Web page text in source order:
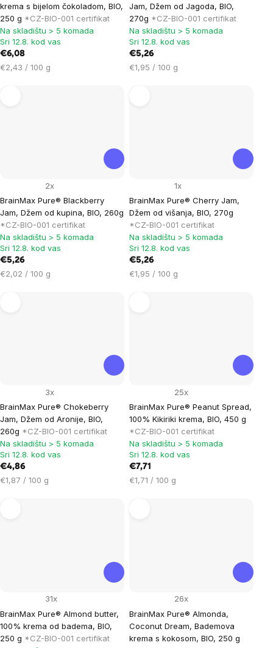
krema s bijelom čokoladom, BIO,
250 g *CZ-BIO-001 certifikat
Na skladištu > 5 komada
Sri 12.8. kod vas
€6,08
Cijena
€2,43 / 100 g
Jam, Džem od Jagoda, BIO,
270g *CZ-BIO-001 certifikat
Na skladištu > 5 komada
Sri 12.8. kod vas
€5,26
Cijena
€1,95 / 100 g
BrainMax Pure® Blackberry
Jam, Džem od kupina, BIO, 260g
*CZ-BIO-001 certifikat
2x
Na skladištu > 5 komada
Sri 12.8. kod vas
€5,26
Cijena
€2,02 / 100 g
BrainMax Pure® Cherry Jam,
Džem od višanja, BIO, 270g
*CZ-BIO-001 certifikat
1x
Na skladištu > 5 komada
Sri 12.8. kod vas
€5,26
Cijena
€1,95 / 100 g
BrainMax Pure® Chokeberry
Jam, Džem od Aronije, BIO,
260g *CZ-BIO-001 certifikat
3x
Na skladištu > 5 komada
Sri 12.8. kod vas
€4,86
Cijena
€1,87 / 100 g
BrainMax Pure® Peanut Spread,
100% Kikiriki krema, BIO, 450 g
*CZ-BIO-001 certifikat
25x
Na skladištu > 5 komada
Sri 12.8. kod vas
€7,71
Cijena
€1,71 / 100 g
BrainMax Pure® Almond butter,
100% krema od badema, BIO,
250 g *CZ-BIO-001 certifikat
31x
BrainMax Pure® Almonda,
Coconut Dream, Bademova
krema s kokosom, BIO, 250 g
26x